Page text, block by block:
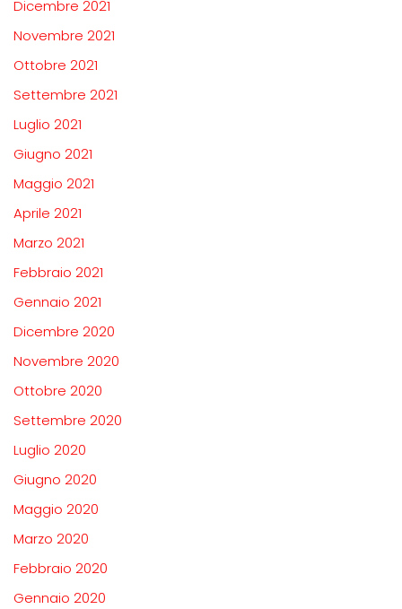
Dicembre 2021
Novembre 2021
Ottobre 2021
Settembre 2021
Luglio 2021
Giugno 2021
Maggio 2021
Aprile 2021
Marzo 2021
Febbraio 2021
Gennaio 2021
Dicembre 2020
Novembre 2020
Ottobre 2020
Settembre 2020
Luglio 2020
Giugno 2020
Maggio 2020
Marzo 2020
Febbraio 2020
Gennaio 2020